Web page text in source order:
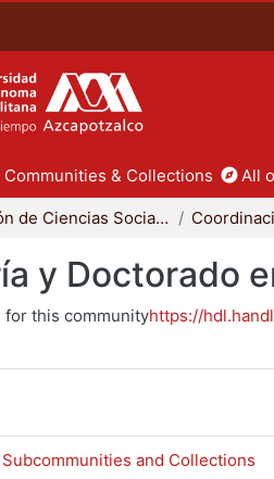
Communities & Collections All
División de Ciencias Sociales y Humanidades
y Doctorado
for this communityhttps://
Subcommunities and Collections